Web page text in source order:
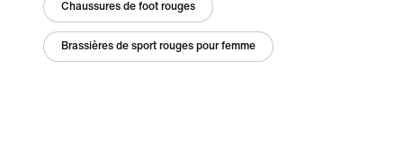
Chaussures de foot rouges
Brassières de sport rouges pour femme